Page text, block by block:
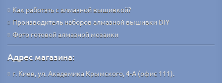
Как работать с алмазной вышивкой?
Производитель наборов алмазной вышивки DIY
Фото готовой алмазной мозаики
Адрес магазина:
г. Киев, ул. Академика Крымского, 4-А (офис 111).